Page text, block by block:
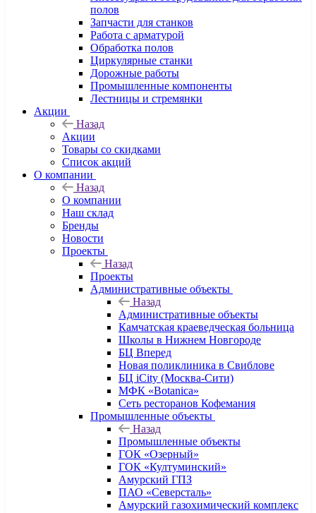
полов
Запчасти для станков
Работа с арматурой
Обработка полов
Циркулярные станки
Дорожные работы
Промышленные компоненты
Лестницы и стремянки
Акции
Назад
Акции
Товары со скидками
Список акций
О компании
Назад
О компании
Наш склад
Бренды
Новости
Проекты
Назад
Проекты
Административные объекты
Назад
Административные объекты
Камчатская краеведческая больница
Школы в Нижнем Новгороде
БЦ Вперед
Новая поликлиника в Свиблове
БЦ iCity (Москва-Сити)
МФК «Botanica»
Сеть ресторанов Кофемания
Промышленные объекты
Назад
Промышленные объекты
ГОК «Озерный»
ГОК «Култуминский»
Амурский ГПЗ
ПАО «Северсталь»
Амурский газохимический комплекс